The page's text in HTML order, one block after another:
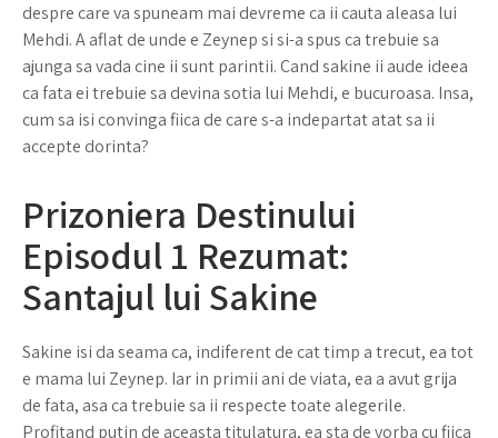
despre care va spuneam mai devreme ca ii cauta aleasa lui
Mehdi. A aflat de unde e Zeynep si si-a spus ca trebuie sa
ajunga sa vada cine ii sunt parintii. Cand sakine ii aude ideea
ca fata ei trebuie sa devina sotia lui Mehdi, e bucuroasa. Insa,
cum sa isi convinga fiica de care s-a indepartat atat sa ii
accepte dorinta?
Prizoniera Destinului
Episodul 1 Rezumat:
Santajul lui Sakine
Sakine isi da seama ca, indiferent de cat timp a trecut, ea tot
e mama lui Zeynep. Iar in primii ani de viata, ea a avut grija
de fata, asa ca trebuie sa ii respecte toate alegerile.
Profitand putin de aceasta titulatura, ea sta de vorba cu fiica